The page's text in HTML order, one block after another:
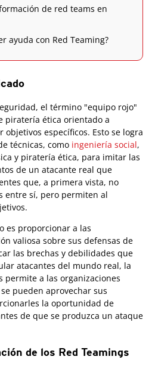
de red teams en
ayuda con Red Teaming?
el término "equipo rojo"
piratería ética orientado a
específicos. Esto se logra
técnicas, como ingeniería social,
y piratería ética, para imitar las
de un atacante real que
que, a primera vista, no
entre sí, pero permiten al
es proporcionar a las
valiosa sobre sus defensas de
las brechas y debilidades que
atacantes del mundo real, la
permite a las organizaciones
pueden aprovechar sus
la oportunidad de
de que se produzca un ataque
de los Red Teamings